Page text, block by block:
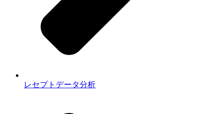
レセプトデータ分析